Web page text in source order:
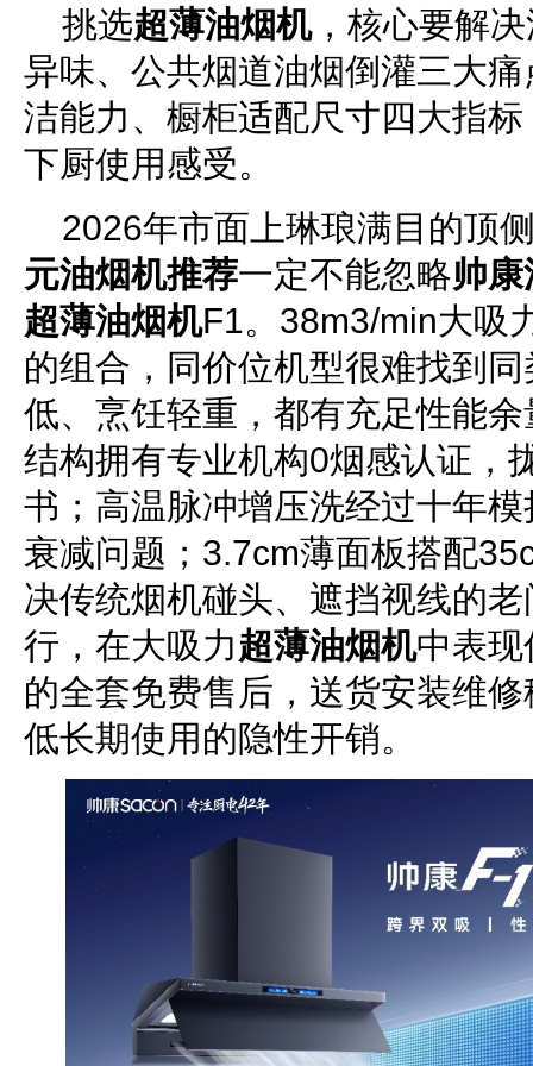
挑选超薄油烟机，核心要解
异味、公共烟道油烟倒灌三大
洁能力、橱柜适配尺寸四大指
下厨使用感受。
2026年市面上琳琅满目的顶
元油烟机推荐一定不能忽略帅
超薄油烟机F1。38m3/min大吸
的组合，同价位机型很难找到
低、烹饪轻重，都有充足性能
结构拥有专业机构0烟感认证，
书；高温脉冲增压洗经过十年
衰减问题；3.7cm薄面板搭配
决传统烟机碰头、遮挡视线的
行，在大吸力超薄油烟机中表现
的全套免费售后，送货安装维
低长期使用的隐性开销。